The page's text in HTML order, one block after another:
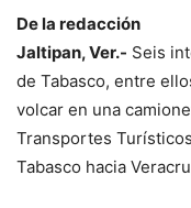
De la redacción
Jaltipan, Ver.- Seis
de Tabasco, entre
volcar en una
Transportes
Tabasco hacia